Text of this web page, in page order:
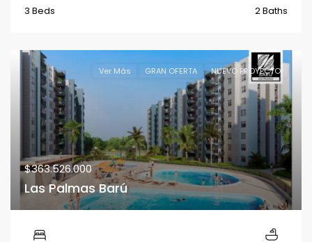
3 Beds 2 Baths
Ver Más GRAN OFERTA NUEVO PROYECTO
$363.526.000
Las Palmas Barú